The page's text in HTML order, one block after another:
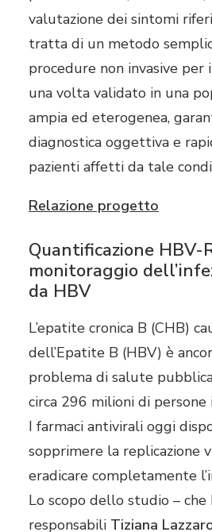
valutazione dei sintomi
tratta di un metodo
procedure non invasive per
una volta validato in una
ampia ed eterogenea,
diagnostica oggettiva e
pazienti affetti da tale
Relazione progetto
Quantificazione HBV-
monitoraggio
da HBV
L’epatite cronica B (CHB)
dell’Epatite B (HBV) è
problema di salute
circa 296 milioni di
I farmaci antivirali oggi
sopprimere la replicazione
eradicare completamente
Lo scopo dello studio – che
responsabili Tiziana